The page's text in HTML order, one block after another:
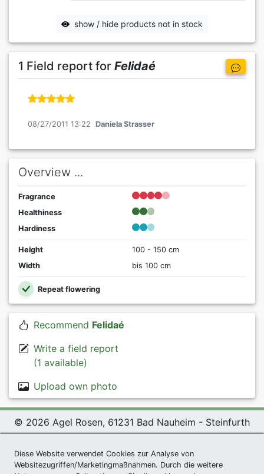
show / hide products not in stock
1 Field report for Felidaé
08/27/2011 13:22 Daniela Strasser
Overview ...
Fragrance
Healthiness
Hardiness
Height
100 - 150 cm
Width
bis 100 cm
Repeat flowering
Recommend Felidaé
Write a field report
(1 available)
Upload own photo
© 2026 Agel Rosen, 61231 Bad Nauheim - Steinfurth
Conditions|Datenschutzerklärung| Imprint
Sitemap
Diese Website verwendet Cookies zur Analyse von
Websitezugriffen/Marketingmaßnahmen. Durch die weitere